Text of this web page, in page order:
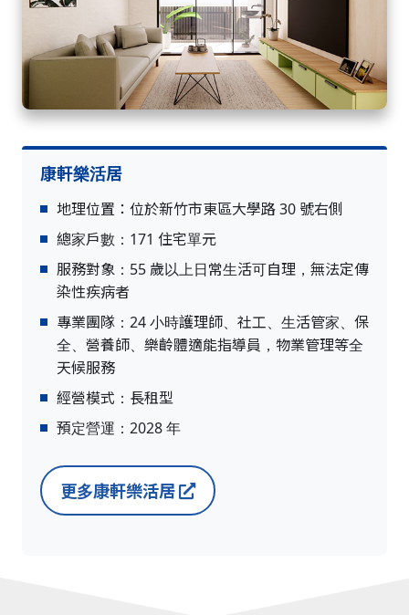
康軒樂活居
地理位置：位於新竹市東區大學路 30 號右側
總家戶數：171 住宅單元
服務對象：55 歲以上日常生活可自理，無法定傳
染性疾病者
專業團隊：24 小時護理師、社工、生活管家、保
全、營養師、樂齡體適能指導員，物業管理等全
天候服務
經營模式：長租型
預定營運：2028 年
更多康軒樂活居